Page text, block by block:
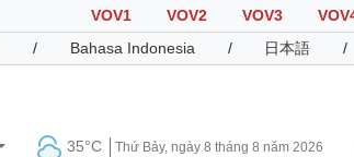
VOV1 VOV2 VOV3
/ Bahasa Indonesia / 日本語 /
35°C Thứ Bảy, ngày 8 tháng 8 năm 2026